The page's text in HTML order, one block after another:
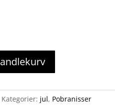
Kategorier: jul, Pobranisser